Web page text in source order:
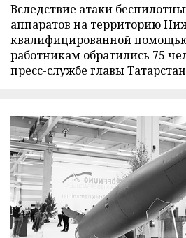
Вследствие атаки
аппаратов на территорию
квалифицированной
работникам обратились 75
пресс-службе главы